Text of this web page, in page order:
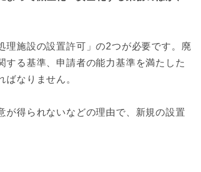
理施設の設置許可」の2つが必要です。廃
る基準、申請者の能力基準を満たした
ばなりません。
が得られないなどの理由で、新規の設置